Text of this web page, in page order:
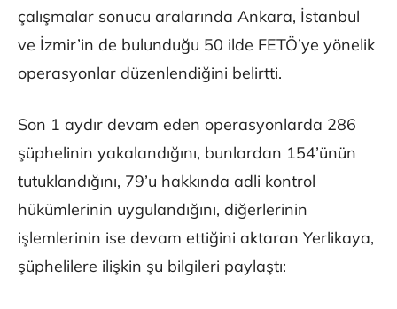
çalışmalar sonucu aralarında Ankara, İstanbul
ve İzmir’in de bulunduğu 50 ilde FETÖ’ye yönelik
operasyonlar düzenlendiğini belirtti.
Son 1 aydır devam eden operasyonlarda 286
şüphelinin yakalandığını, bunlardan 154’ünün
tutuklandığını, 79’u hakkında adli kontrol
hükümlerinin uygulandığını, diğerlerinin
işlemlerinin ise devam ettiğini aktaran Yerlikaya,
şüphelilere ilişkin şu bilgileri paylaştı: